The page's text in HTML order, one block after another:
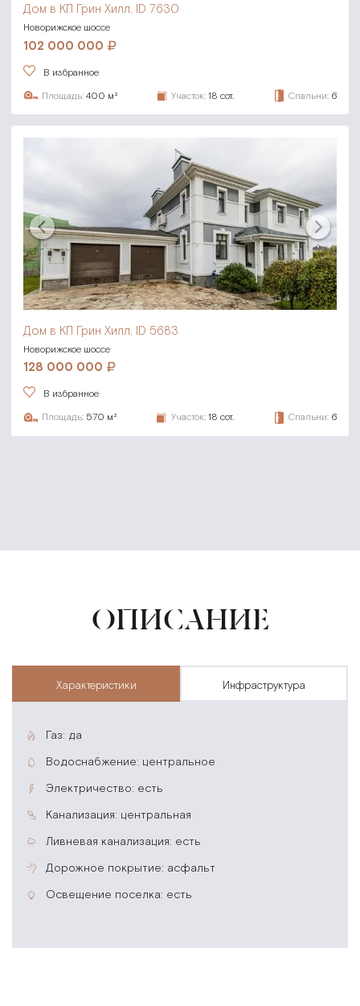
Дом в КП Грин Хилл, ID 7630
Новорижское шоссе
102 000 000
В избранное
Площадь: 400 м² Участок: 18 сот. Спальни: 6
Дом в КП Грин Хилл, ID 5683
Новорижское шоссе
128 000 000
В избранное
Площадь: 570 м² Участок: 18 сот. Спальни: 6
ОПИСАНИЕ
характеристики инфраструктура
газ: да
водоснабжение: центральное
электричество: есть
канализация: центральная
ливневая канализация: есть
дорожное покрытие: асфальт
освещение поселка: есть